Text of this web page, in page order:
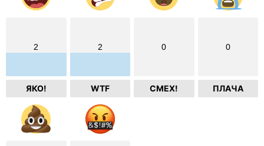
2
ЯКО!
2
WTF
0
СМЕХ!
0
ПЛАЧА